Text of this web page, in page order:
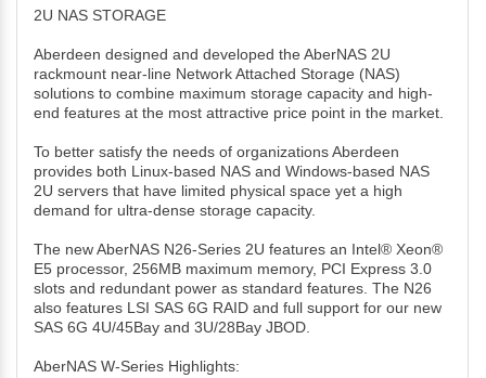
2U NAS STORAGE
Aberdeen designed and developed the AberNAS 2U
rackmount near-line Network Attached Storage (NAS)
solutions to combine maximum storage capacity and high-
end features at the most attractive price point in the market.
To better satisfy the needs of organizations Aberdeen
provides both Linux-based NAS and Windows-based NAS
2U servers that have limited physical space yet a high
demand for ultra-dense storage capacity.
The new AberNAS N26-Series 2U features an Intel® Xeon®
E5 processor, 256MB maximum memory, PCI Express 3.0
slots and redundant power as standard features. The N26
also features LSI SAS 6G RAID and full support for our new
SAS 6G 4U/45Bay and 3U/28Bay JBOD.
AberNAS W-Series Highlights: